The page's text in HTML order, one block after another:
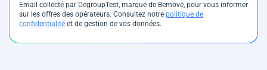
Email collecté par DegroupTest, marque de Bemove, pour vous informer
sur les offres des opérateurs. Consultez notre politique de
confidentialité et de gestion de vos données.